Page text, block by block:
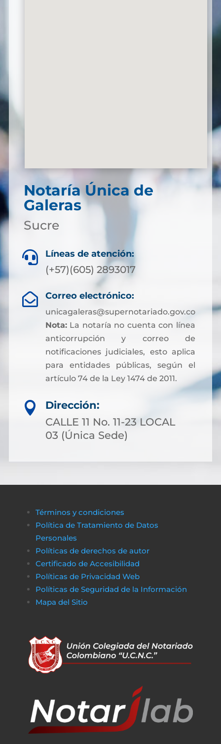
Notaría Única de
Galeras
Sucre
 Líneas de atención:
(+57)(605) 2893017
 Correo electrónico:
unicagaleras@supernotariado.gov.co
Nota:La notaría no cuenta con línea
anticorrupción y correo de
notificaciones judiciales, esto aplica
para entidades públicas, según el
artículo 74 de la Ley 1474 de 2011.

Dirección:
CALLE 11 No. 11-23 LOCAL
03 (Única Sede)
Términos y condiciones
Política de Tratamiento de Datos
Personales
Políticas de derechos de autor
Certificado de Accesibilidad
Políticas de Privacidad Web
Políticas de Seguridad de la Información
Mapa del Sitio